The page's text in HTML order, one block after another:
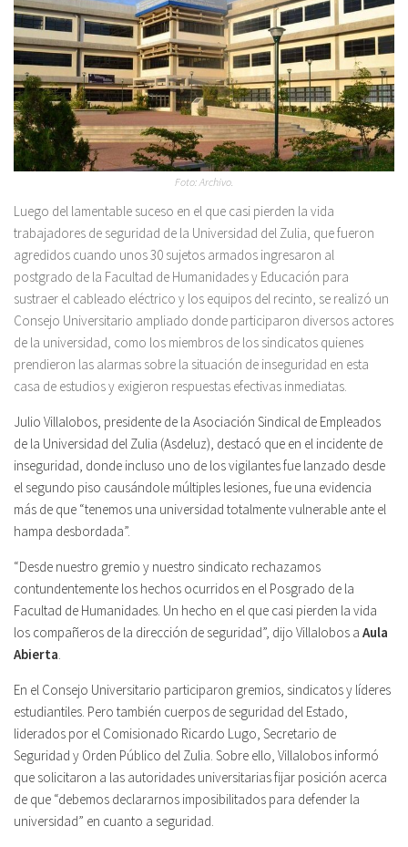
Foto: Archivo.
Luego del lamentable suceso en el que casi pierden la vida
trabajadores de seguridad de la Universidad del Zulia, que fueron
agredidos cuando unos 30 sujetos armados ingresaron al
postgrado de la Facultad de Humanidades y Educación para
sustraer el cableado eléctrico y los equipos del recinto, se realizó un
Consejo Universitario ampliado donde participaron diversos actores
de la universidad, como los miembros de los sindicatos quienes
prendieron las alarmas sobre la situación de inseguridad en esta
casa de estudios y exigieron respuestas efectivas inmediatas.
Julio Villalobos, presidente de la Asociación Sindical de Empleados
de la Universidad del Zulia (Asdeluz), destacó que en el incidente de
inseguridad, donde incluso uno de los vigilantes fue lanzado desde
el segundo piso causándole múltiples lesiones, fue una evidencia
más de que “tenemos una universidad totalmente vulnerable ante el
hampa desbordada”.
“Desde nuestro gremio y nuestro sindicato rechazamos
contundentemente los hechos ocurridos en el Posgrado de la
Facultad de Humanidades. Un hecho en el que casi pierden la vida
los compañeros de la dirección de seguridad”, dijo Villalobos a Aula
Abierta.
En el Consejo Universitario participaron gremios, sindicatos y líderes
estudiantiles. Pero también cuerpos de seguridad del Estado,
liderados por el Comisionado Ricardo Lugo, Secretario de
Seguridad y Orden Público del Zulia. Sobre ello, Villalobos informó
que solicitaron a las autoridades universitarias fijar posición acerca
de que “debemos declararnos imposibilitados para defender la
universidad” en cuanto a seguridad.